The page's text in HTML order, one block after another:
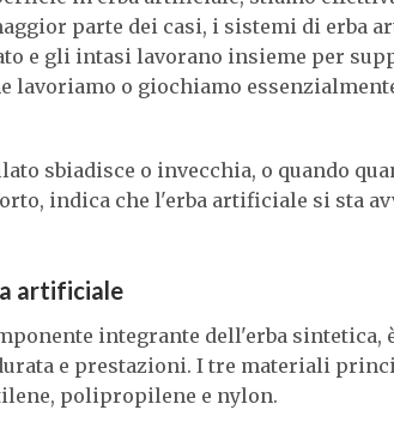
parte dei casi, i sistemi di erba
e gli intasi lavorano insieme per
lavoriamo o giochiamo
sbiadisce o invecchia, o quando
indica che l'erba artificiale si sta
artificiale
integrante dell'erba sintetica,
e prestazioni. I tre materiali
polipropilene e nylon.